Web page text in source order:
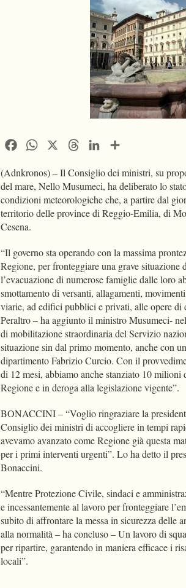
FacebookWhatsApp ThreadsLinkedIn
(Adnkronos) – Il Consiglio dei ministri, su
del mare, Nello Musumeci, ha deliberato lo
condizioni meteorologiche che, a partire dal
territorio delle province di Reggio-Emilia, di
Cesena.
“Il governo sta operando con la massima
Regione, per fronteggiare una grave
l’evacuazione di numerose famiglie dalle loro
smottamento di versanti, allagamenti,
viarie, ad edifici pubblici e privati, alle opere di
Peraltro – ha aggiunto il ministro Musumeci-
di mobilitazione straordinaria del Servizio
situazione sin dal primo momento, anche con
dipartimento Fabrizio Curcio. Con il
di 12 mesi, abbiamo anche stanziato 10
Regione e in deroga alla legislazione vigente”.
BONACCINI – “Voglio ringraziare la
Consiglio dei ministri di accogliere in tempi
avevamo avanzato come Regione già questa
per i primi interventi urgenti”. Lo ha detto il
Bonaccini.
“Mentre Protezione Civile, sindaci e
e incessantemente al lavoro per fronteggiare
subito di affrontare la messa in sicurezza delle
alla normalità – ha concluso – Un lavoro di
per ripartire, garantendo in maniera efficace i
locali”.